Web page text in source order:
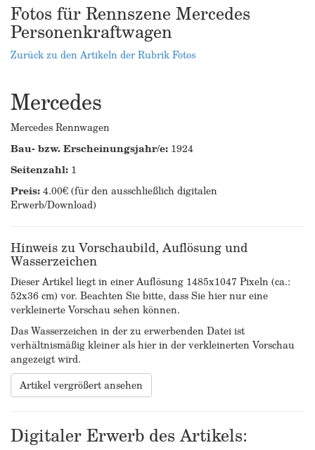
Fotos für Rennszene Mercedes
Personenkraftwagen
Zurück zu den Artikeln der Rubrik Fotos
Mercedes
Mercedes Rennwagen
Bau- bzw. Erscheinungsjahr/e: 1924
Seitenzahl: 1
Preis:4.00€ (für den ausschließlich digitalen
Erwerb/Download)
Hinweis zu Vorschaubild, Auflösung und
Wasserzeichen
Dieser Artikel liegt in einer Auflösung 1485x1047 Pixeln (ca.:
52x36 cm) vor. Beachten Sie bitte, dass Sie hier nur eine
verkleinerte Vorschau sehen können.
Das Wasserzeichen in der zu erwerbenden Datei ist
verhältnismäßig kleiner als hier in der verkleinerten Vorschau
angezeigt wird.
Artikel vergrößert ansehen
Digitaler Erwerb des Artikels: